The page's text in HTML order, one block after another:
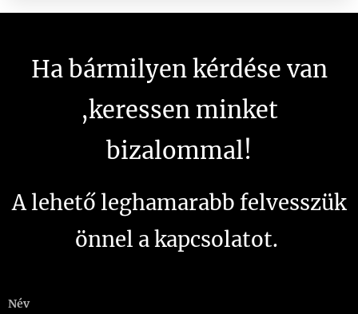
Ha bármilyen kérdése van
,keressen minket
bizalommal!
A lehető leghamarabb felvesszük
önnel a kapcsolatot.
Név